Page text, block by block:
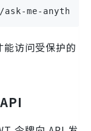
anything -X
访问受保护的